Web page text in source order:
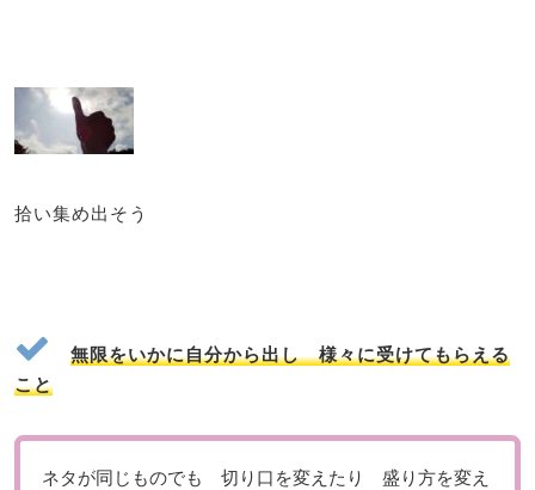
拾い集め出そう
無限をいかに自分から出し 様々に受けてもらえる
こと
ネタが同じものでも 切り口を変えたり 盛り方を変え